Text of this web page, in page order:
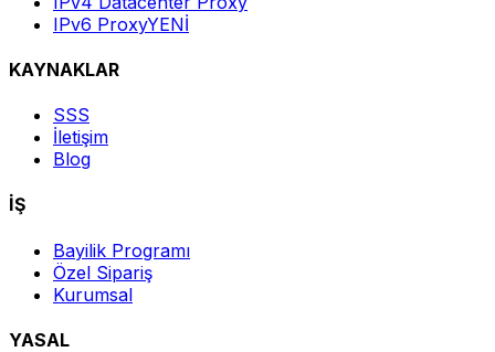
IPv6 ProxyYENİ
KAYNAKLAR
SSS
İletişim
Blog
İŞ
Bayilik Programı
Özel Sipariş
Kurumsal
YASAL